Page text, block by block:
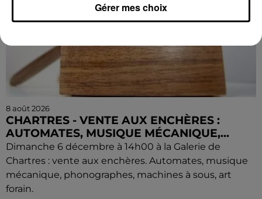
8 août 2026
CHARTRES - VENTE AUX ENCHÈRES :
AUTOMATES, MUSIQUE MÉCANIQUE,...
Dimanche 6 décembre à 14h00 à la Galerie de
Chartres : vente aux enchères. Automates, musique
mécanique, phonographes, machines à sous, art
forain.
Gérer mes choix